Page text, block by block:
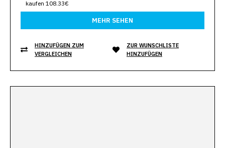
kaufen 108.33€
MEHR SEHEN
HINZUFÜGEN ZUM
VERGLEICHEN
ZUR WUNSCHLISTE
HINZUFÜGEN